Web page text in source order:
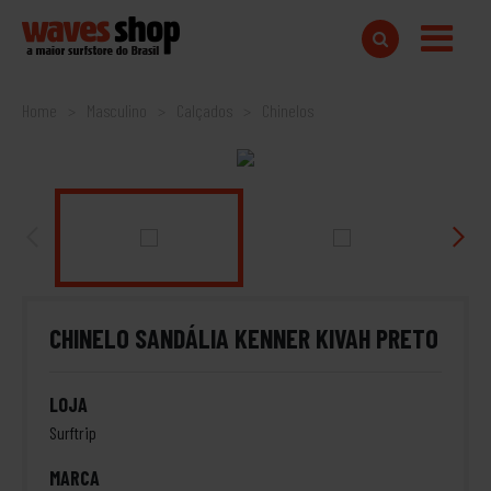
Home
CHINELO SANDÁLIA KENNER KIVAH PRETO
LOJA
Surftrip
MARCA